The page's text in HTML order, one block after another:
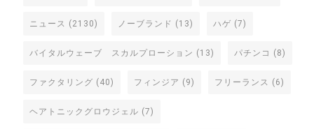
ニュース (2130) ノーブランド (13) ハゲ (7)
バイタルウェーブ スカルプローション (13) パチンコ (8)
ファクタリング (40) フィンジア (9) フリーランス (6)
ヘアトニックグロウジェル (7)